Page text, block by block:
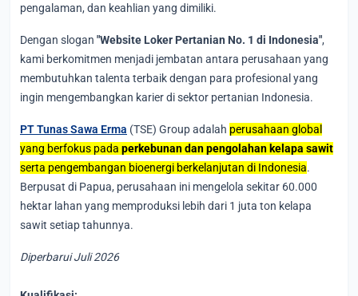
pengalaman, dan keahlian yang dimiliki.
Dengan slogan "Website Loker Pertanian No. 1 di Indonesia",
kami berkomitmen menjadi jembatan antara perusahaan yang
membutuhkan talenta terbaik dengan para profesional yang
ingin mengembangkan karier di sektor pertanian Indonesia.
PT Tunas Sawa Erma (TSE) Group adalah perusahaan global
yang berfokus pada perkebunan dan pengolahan kelapa sawit
serta pengembangan bioenergi berkelanjutan di Indonesia.
Berpusat di Papua, perusahaan ini mengelola sekitar 60.000
hektar lahan yang memproduksi lebih dari 1 juta ton kelapa
sawit setiap tahunnya.
Diperbarui Juli 2026